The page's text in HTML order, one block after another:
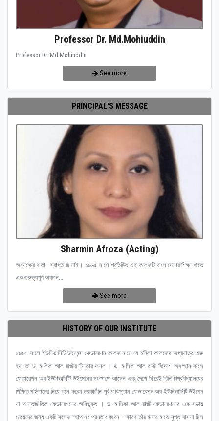
Professor Dr. Md.Mohiuddin
Professor Dr. Md.Mohiuddin
See more
PRINCIPAL'S MESSAGE
Sharmin Afroza (Acting)
অধ্যক্ষের বার্তা স্বাগত জানাই। ১৯৬৫ সালে প্রতিষ্ঠিত এই কলেজটি বাংলাদেশের শিক্ষা খাতে
এক গুরুত্বপূর্ণ অবদান...
See more
HISTORY OF OUR INSTITUTE
১৯৬৫ সালে ইউনিভার্সিটি উইমেন্স ফেডারেশন কলেজ নামে যে মহিলা কলেজের অগ্রযাত্রা শুরু
হয়, তা ড. মালিকা আল রাজীর চিন্তার ফসল । ড. মালিকা আল রাজী বিদেশে অবস্হান কালে
ফেডারেশন অব ইউনিভার্সিটি উইমেনের সংস্পর্শে আসেন এবং দেশে ফিরেই তিনি বিশ্ববিদ্যালয়ের
শিক্ষিত মহিলাদের নিয়ে গঠন করেন তৎকালীন পূর্ব পাকিস্তান ফেডারেশন অব ইউনিভার্সিটি উইমেন
যা আন্তর্জাতিক ফেডারেশনের অধিভুক্ত । ড. মালিকা আল রাজী ফেডারেশনের এক সভায়
মেয়েদের জন্য একটি কলেজ ষ্হাপনের প্রস্তাব করেন – কারণ তাঁর মনের মাঝে সুপ্ত বাসনা ছিল